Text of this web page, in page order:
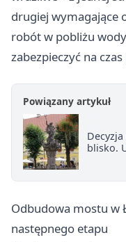
drugiej wymagające
robót w pobliżu
zabezpieczyć na
Powiązany artykuł
blisko.
Odbudowa mostu w
następnego etapu